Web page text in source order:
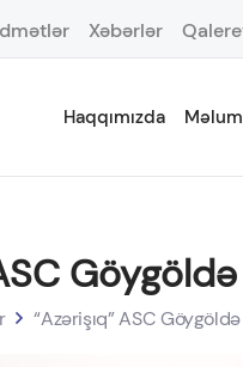
Xəbərlər
Haqqımızda
“Azərişıq” ASC